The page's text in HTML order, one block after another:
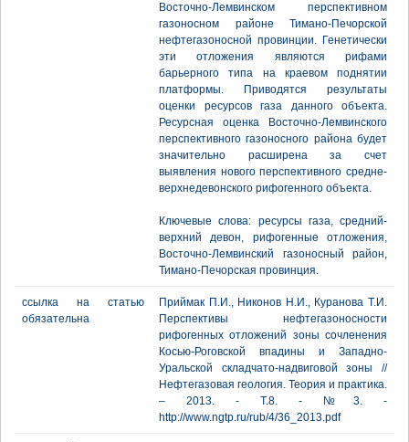
Восточно-Лемвинском перспективном
газоносном районе Тимано-Печорской
нефтегазоносной провинции. Генетически
эти отложения являются рифами
барьерного типа на краевом поднятии
платформы. Приводятся результаты
оценки ресурсов газа данного объекта.
Ресурсная оценка Восточно-Лемвинского
перспективного газоносного района будет
значительно расширена за счет
выявления нового перспективного средне-
верхнедевонского рифогенного объекта.
Ключевые слова: ресурсы газа, средний-
верхний девон, рифогенные отложения,
Восточно-Лемвинский газоносный район,
Тимано-Печорская провинция.
ссылка на статью
обязательна
Приймак П.И., Никонов Н.И., Куранова Т.И.
Перспективы нефтегазоносности
рифогенных отложений зоны сочленения
Косью-Роговской впадины и Западно-
Уральской складчато-надвиговой зоны //
Нефтегазовая геология. Теория и практика.
– 2013. - Т.8. - №3. -
http://www.ngtp.ru/rub/4/36_2013.pdf